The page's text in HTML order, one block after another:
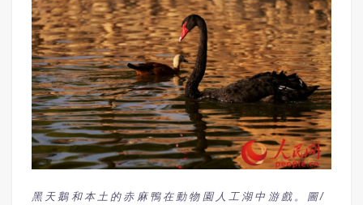
黑天鵝和本土的赤麻鴨在動物園人工湖中游戲。圖/